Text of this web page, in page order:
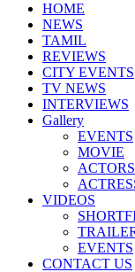
HOME
NEWS
TAMIL
REVIEWS
CITY EVENTS
TV NEWS
INTERVIEWS
Gallery
EVENTS
MOVIE
ACTORS
VIDEOS
EVENTS
CONTACT US